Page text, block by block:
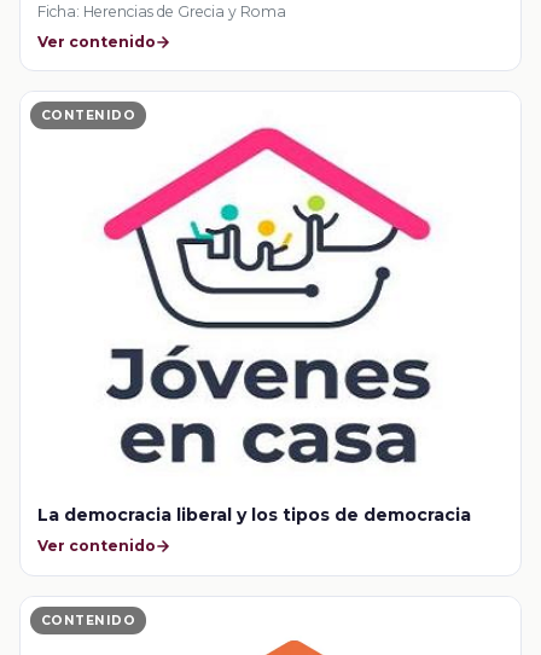
Ficha: Herencias de Grecia y Roma
Ver contenido
CONTENIDO
La democracia liberal y los tipos de democracia
Ver contenido
CONTENIDO